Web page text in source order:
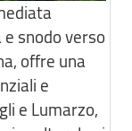
snodo verso
offre una
e
e Lumarzo,